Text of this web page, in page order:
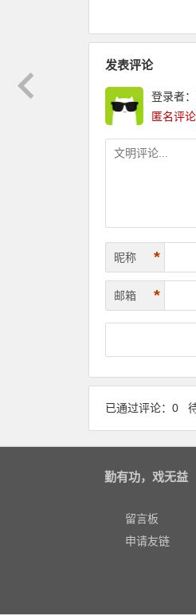
发表评论
登录者
匿名评
昵称 *
邮箱 *
已通过评论：0
勤有功，戏无益
留言板
申请友链